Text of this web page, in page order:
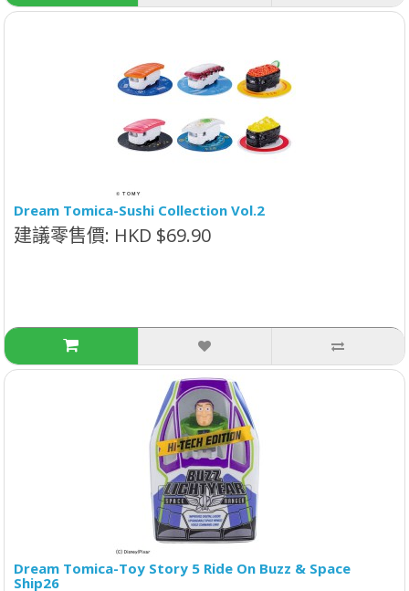
Dream Tomica-Sushi Collection Vol.2
建議零售價: HKD $69.90
Dream Tomica-Toy Story 5 Ride On Buzz & Space
Ship26